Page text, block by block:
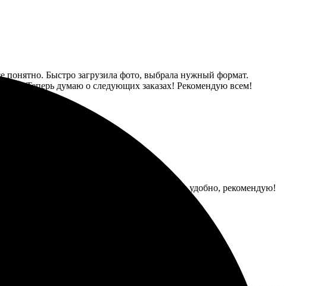
понятно. Быстро загрузила фото, выбрала нужный формат.
Теперь думаю о следующих заказах! Рекомендую всем!
оплатил, получил результат. Всё просто и удобно, рекомендую!